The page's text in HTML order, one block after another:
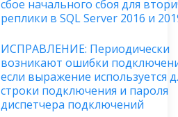
сбое начального сбоя для
реплики в SQL Server 2016 и
ИСПРАВЛЕНИЕ: Периодически
возникают ошибки
если выражение используется
строки подключения и пароля
диспетчера подключений